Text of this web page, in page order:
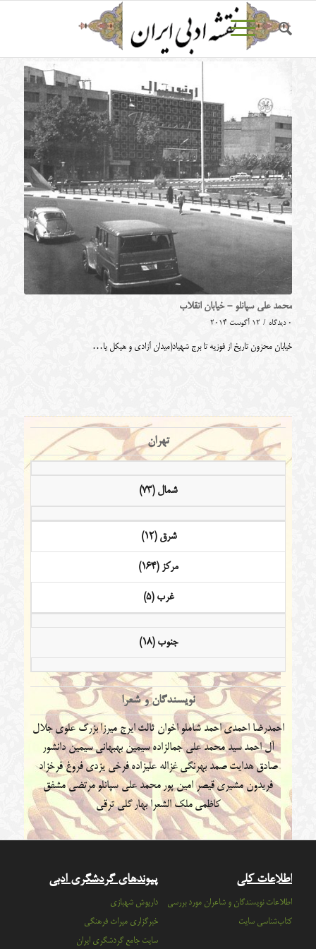
محمد علی سپانلو - خیابان انقلاب
0 دیدگاه / 12 آگوست 2014
خیابان محزون تاریخ از فوزیه تا برج شهیاد(میدان آزادی و هیکل یا…
تهران
شمال (73)
شرق (12)
مرکز (164)
غرب (5)
جنوب (18)
نویسندگان و شعرا
احمدرضا احمدیاحمد شاملو اخوان ثالث ایرج میرزابزرگ علوی جلال
آل احمدسید محمد علی جمالزادهسیمین بهبهانیسیمین دانشور
صادق هدایتصمد بهرنگی غزاله علیزادهفرخی یزدی فروغ فرخزاد
فریدون مشیری قیصر امین پور محمد علی سپانلومرتضی مشفق
کاظمی ملک الشعرا بهار گلی ترقی
اطلاعات کلی
اطلاعات نویسندگان و شاعران مورد بررسی
کتاب‌شناسی سایت
پیوندهای گردشگری ادبی
داریوش شهبازی
خبرگزاری میراث فرهنگی
سايت جامع گردشگري ايران